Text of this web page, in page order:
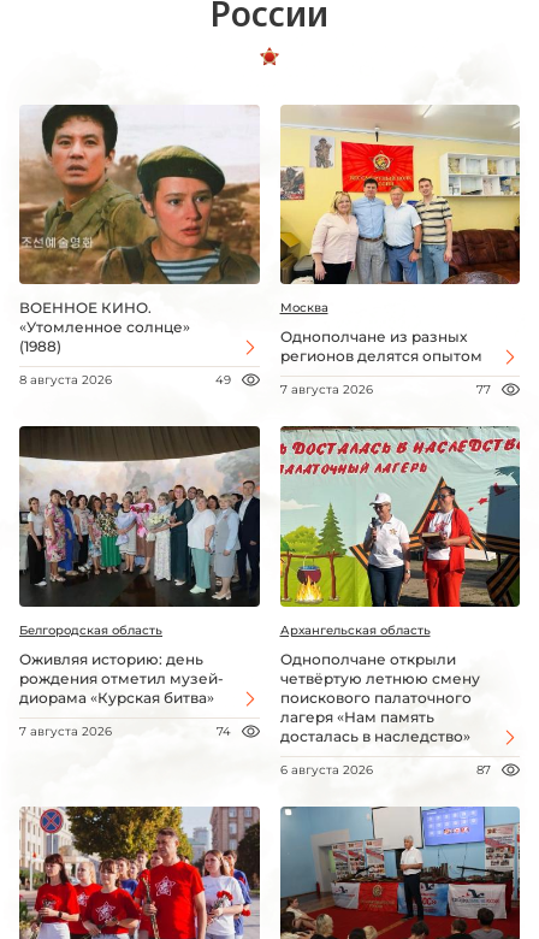
России
ВОЕННОЕ КИНО.
«Утомленное солнце»
(1988)
8 августа 2026 49
Москва
Однополчане из разных
регионов делятся опытом
7 августа 2026 77
Белгородская область
Оживляя историю: день
рождения отметил музей-
диорама «Курская битва»
7 августа 2026 74
Архангельская область
Однополчане открыли
четвёртую летнюю смену
поискового палаточного
лагеря «Нам память
досталась в наследство»
6 августа 2026 87